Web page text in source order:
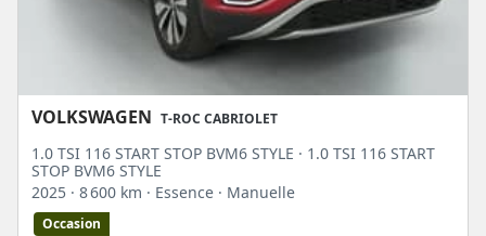
VOLKSWAGEN T-ROC CABRIOLET
1.0 TSI 116 START STOP BVM6 STYLE · 1.0 TSI 116 START
STOP BVM6 STYLE
2025 · 8 600 km · Essence · Manuelle
Occasion